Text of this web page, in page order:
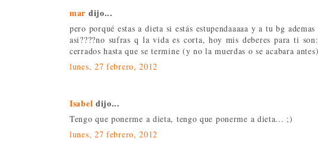
mar dijo...
pero porqué estas a dieta si estás estupendaaaaa y a tu bg
asi????no sufras q la vida es corta, hoy mis deberes para ti
cerrados hasta que se termine (y no la muerdas o se acabara
lunes, 27 febrero, 2012
Isabel dijo...
Tengo que ponerme a dieta, tengo que ponerme a dieta... ;)
lunes, 27 febrero, 2012